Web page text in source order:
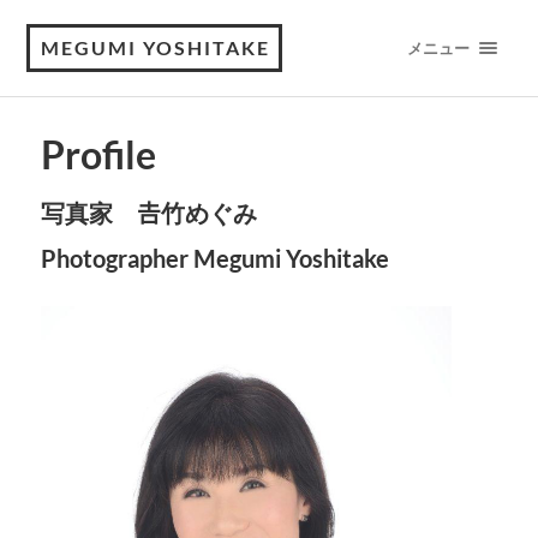
MEGUMI YOSHITAKE メニュー
Profile
写真家 𠮷竹めぐみ
Photographer Megumi Yoshitake